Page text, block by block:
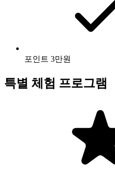
포인트 3만원
특별 체험 프로그램